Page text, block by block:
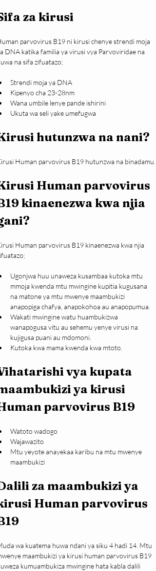
za kirusi
parvovirus B19 ni kirusi chenye strendi moja
DNA katika familia ya virusi vya Parvoviridae na
na sifa zifuatazo;
Strendi moja ya DNA
Kipenyo cha 23-28nm
Wana umbile lenye pande ishirini
Ukuta wa seli yake umefugwa
hutunzwa na nani?
Human parvovirus B19 hutunzwa na binadamu.
Human parvovirus
kinaenezwa kwa njia
Human parvovirus B19 kinaenezwa kwa njia
Ugonjwa huu unaweza kusambaa kutoka mtu
mmoja kwenda mtu mwingine kupitia kugusana
na matone ya mtu mwenye maambukizi
anapopiga chafya, anapokohoa au anapopumua.
Wakati mwingine watu huambukizwa
wanapogusa vitu au sehemu yenye virusi na
kujigusa puani au mdomoni.
Kutoka kwa mama kwenda kwa mtoto.
vya kupata
ya kirusi
parvovirus B19
Watoto wadogo
Wajawazito
Mtu yeyote anayekaa karibu na mtu mwenye
maambukizi
za maambukizi ya
Human parvovirus
wa kuatema huwa ndani ya siku 4 hadi 14. Mtu
maambukizi ya kirusi human parvovirus B19
kumuambukiza mwingine hata kabla dalili